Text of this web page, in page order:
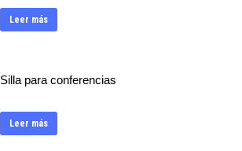
Leer más
Silla para conferencias
Leer más